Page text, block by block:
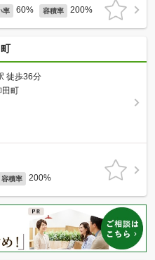
率 60% 容積率 200%
徒歩36分
田町
容積率 200%